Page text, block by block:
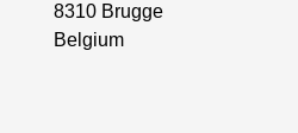
8310 Brugge
Belgium